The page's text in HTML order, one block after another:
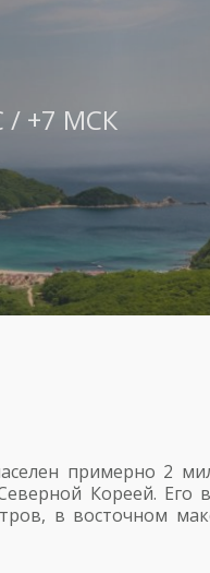
/ +7 МСК
примерно 2
Кореей. Его
в восточном